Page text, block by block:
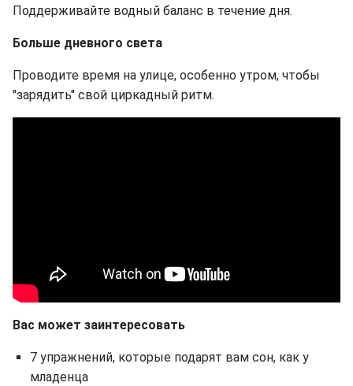
Поддерживайте водный баланс в течение дня.
Больше дневного света
Проводите время на улице, особенно утром, чтобы
"зарядить" свой циркадный ритм.
Вас может заинтересовать
7 упражнений, которые подарят вам сон, как у
младенца